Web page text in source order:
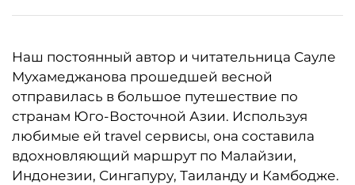
Наш постоянный автор и читательница Сауле
Мухамеджанова прошедшей весной
отправилась в большое путешествие по
странам Юго-Восточной Азии. Используя
любимые ей travel сервисы, она составила
вдохновляющий маршрут по Малайзии,
Индонезии, Сингапуру, Таиланду и Камбодже.